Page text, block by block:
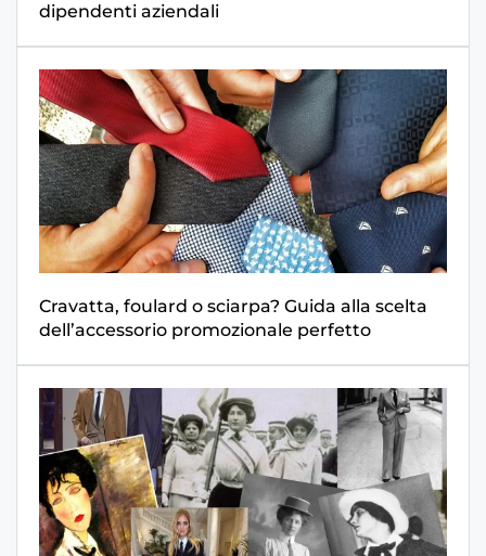
dipendenti aziendali
Cravatta, foulard o sciarpa? Guida alla scelta
dell’accessorio promozionale perfetto